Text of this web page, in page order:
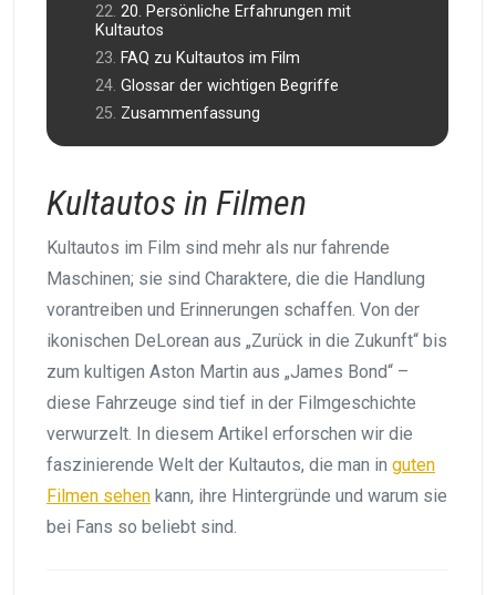
20. Persönliche Erfahrungen mit
Kultautos
FAQ zu Kultautos im Film
Glossar der wichtigen Begriffe
Zusammenfassung
Kultautos in Filmen
Kultautos im Film sind mehr als nur fahrende
Maschinen; sie sind Charaktere, die die Handlung
vorantreiben und Erinnerungen schaffen. Von der
ikonischen DeLorean aus „Zurück in die Zukunft“ bis
zum kultigen Aston Martin aus „James Bond“ –
diese Fahrzeuge sind tief in der Filmgeschichte
verwurzelt. In diesem Artikel erforschen wir die
faszinierende Welt der Kultautos, die man in guten
Filmen sehen kann, ihre Hintergründe und warum sie
bei Fans so beliebt sind.